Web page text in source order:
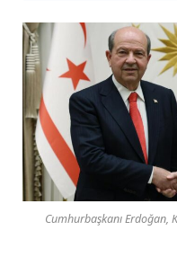
Cumhurbaşkanı Erdoğan,